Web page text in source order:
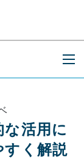
活用に
すく解説